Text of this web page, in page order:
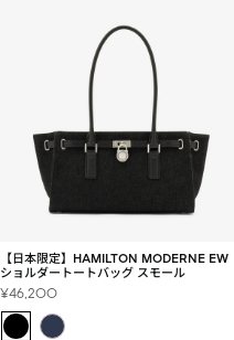
【日本限定】HAMILTON MODERNE EW
ショルダートートバッグ スモール
セ
ー
ル
¥46,200